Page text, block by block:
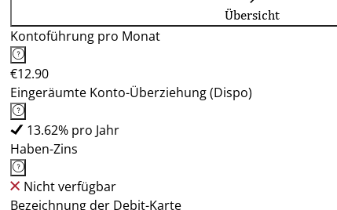
Übersicht
Kontoführung pro Monat
€12.90
Eingeräumte Konto-Überziehung (Dispo)
13.62% pro Jahr
Haben-Zins
Nicht verfügbar
Bezeichnung der Debit-Karte